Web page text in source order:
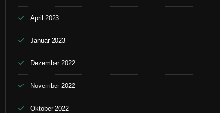
April 2023
Januar 2023
Dezember 2022
November 2022
Oktober 2022